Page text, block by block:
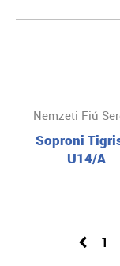
Nemzeti Fiú
Soproni
U14/A
1